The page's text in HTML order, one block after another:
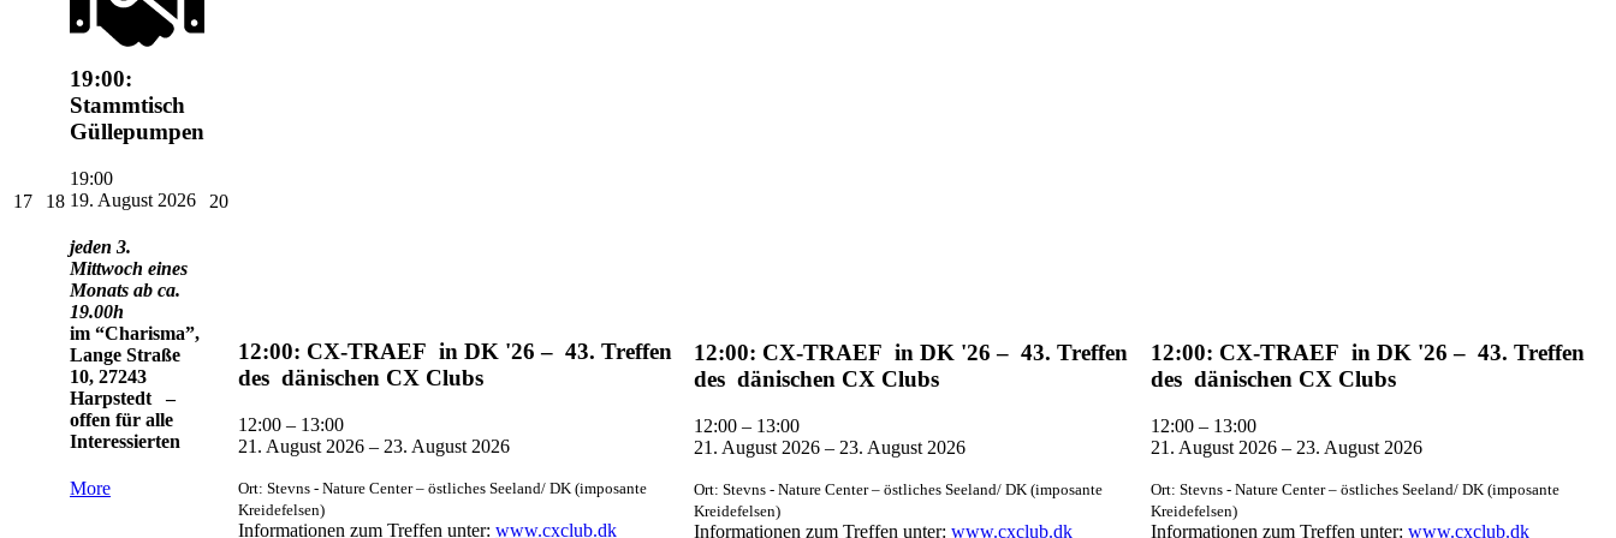
1717.1818.
2026
19:00:
Stammtisch
Güllepumpen
19:00
19. August 2026
jeden 3.
Mittwoch eines
Monats ab ca.
19.00h
im “Charisma”,
Lange Straße
10, 27243
Harpstedt –
offen für alle
Interessierten
Moreabout
2020.
12:00: CX-TRAEF in DK '26 – 43. Treffen
des dänischen CX Clubs
12:00 – 13:00
21. August 2026 – 23. August 2026
Ort: Stevns - Nature Center – östliches Seeland/ DK (imposante
Kreidefelsen)
Informationen zum Treffen unter: www.cxclub.dk
12:00: CX-TRAEF in DK '26 – 43. Treffen
des dänischen CX Clubs
12:00 – 13:00
21. August 2026 – 23. August 2026
Ort: Stevns - Nature Center – östliches Seeland/ DK (imposante
Kreidefelsen)
Informationen zum Treffen unter: www.cxclub.dk
12:00: CX-TRAEF in DK '26 – 43. Treffen
des dänischen CX Clubs
12:00 – 13:00
21. August 2026 – 23. August 2026
Ort: Stevns - Nature Center – östliches Seeland/ DK (imposante
Kreidefelsen)
Informationen zum Treffen unter: www.cxclub.dk